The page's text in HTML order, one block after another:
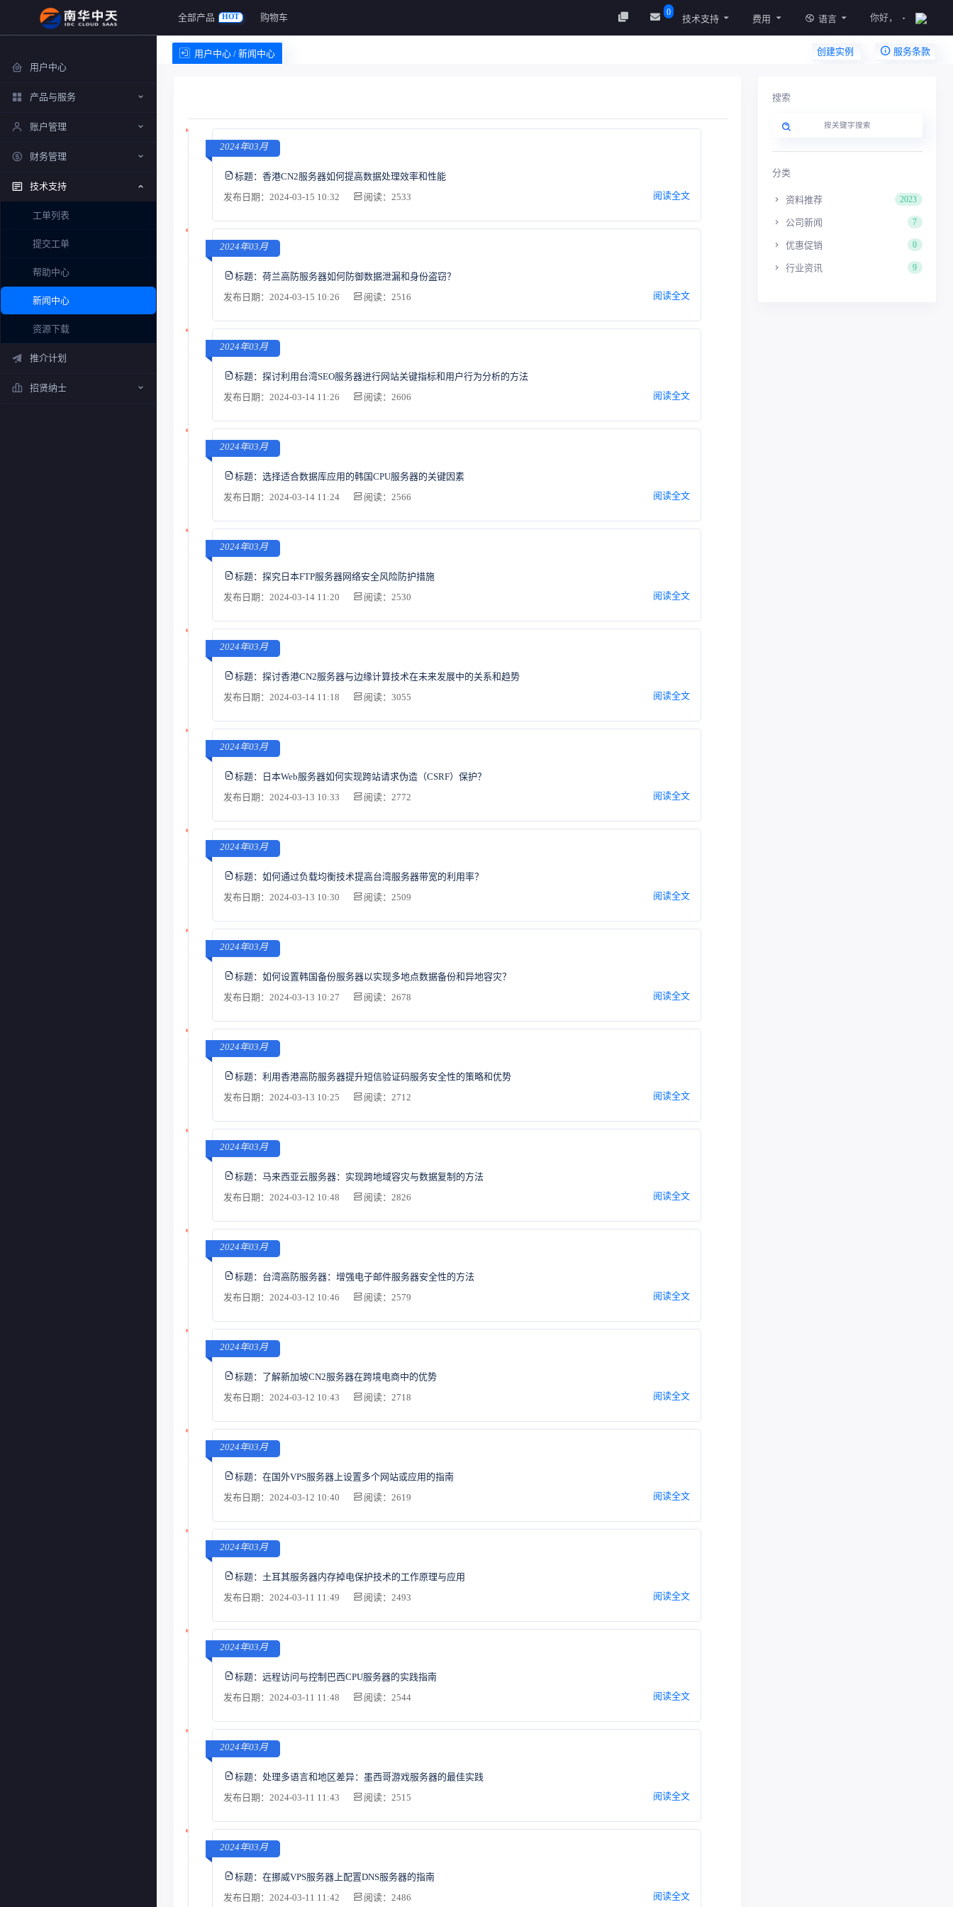
全部产品 HOT 购物车 0
技术支持 费用 语言 你好，
用户中心 / 新闻中心 创建实例
服务条款
用户中心
产品与服务
账户管理
财务管理
技术支持
工单列表
提交工单
帮助中心
新闻中心
资源下载
推介计划
招贤纳士
2024年03月
标题： 香港CN2服务器如何提高数据处理效率和性能
发布日期：2024-03-15 10:32
阅读：2533 阅读全文
2024年03月
标题： 荷兰高防服务器如何防御数据泄漏和身份盗窃？
发布日期：2024-03-15 10:26
阅读：2516 阅读全文
2024年03月
标题： 探讨利用台湾SEO服务器进行网站关键指标和用户行为分析的方法
发布日期：2024-03-14 11:26
阅读：2606 阅读全文
2024年03月
标题： 选择适合数据库应用的韩国CPU服务器的关键因素
发布日期：2024-03-14 11:24
阅读：2566 阅读全文
2024年03月
标题： 探究日本FTP服务器网络安全风险防护措施
发布日期：2024-03-14 11:20
阅读：2530 阅读全文
2024年03月
标题： 探讨香港CN2服务器与边缘计算技术在未来发展中的关系和趋势
发布日期：2024-03-14 11:18
阅读：3055 阅读全文
2024年03月
标题：
日本Web服务器如何实现跨站请求伪造（CSRF）保护？
发布日期：2024-03-13 10:33
阅读：2772 阅读全文
2024年03月
标题： 如何通过负载均衡技术提高台湾服务器带宽的利用率？
发布日期：2024-03-13 10:30
阅读：2509 阅读全文
2024年03月
标题： 如何设置韩国备份服务器以实现多地点数据备份和异地容灾？
发布日期：2024-03-13 10:27
阅读：2678 阅读全文
2024年03月
标题： 利用香港高防服务器提升短信验证码服务安全性的策略和优势
发布日期：2024-03-13 10:25
阅读：2712 阅读全文
2024年03月
标题： 马来西亚云服务器：实现跨地域容灾与数据复制的方法
发布日期：2024-03-12 10:48
阅读：2826 阅读全文
2024年03月
标题： 台湾高防服务器：增强电子邮件服务器安全性的方法
发布日期：2024-03-12 10:46
阅读：2579 阅读全文
2024年03月
标题： 了解新加坡CN2服务器在跨境电商中的优势
发布日期：2024-03-12 10:43
阅读：2718 阅读全文
2024年03月
标题： 在国外VPS服务器上设置多个网站或应用的指南
发布日期：2024-03-12 10:40
阅读：2619 阅读全文
2024年03月
标题： 土耳其服务器内存掉电保护技术的工作原理与应用
发布日期：2024-03-11 11:49
阅读：2493 阅读全文
2024年03月
标题： 远程访问与控制巴西CPU服务器的实践指南
发布日期：2024-03-11 11:48
阅读：2544 阅读全文
2024年03月
标题： 处理多语言和地区差异：墨西哥游戏服务器的最佳实践
发布日期：2024-03-11 11:43
阅读：2515 阅读全文
2024年03月
标题： 在挪威VPS服务器上配置DNS服务器的指南
发布日期：2024-03-11 11:42
阅读：2486 阅读全文
搜索
分类
资料推荐 2023
公司新闻 7
优惠促销 0
行业资讯 9